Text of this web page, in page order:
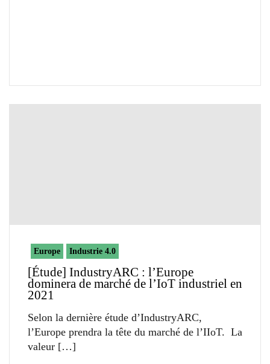
Europe Industrie 4.0
[Étude] IndustryARC : l’Europe
dominera de marché de l’IoT industriel en
2021
Selon la dernière étude d’IndustryARC,
l’Europe prendra la tête du marché de l’IIoT. La
valeur